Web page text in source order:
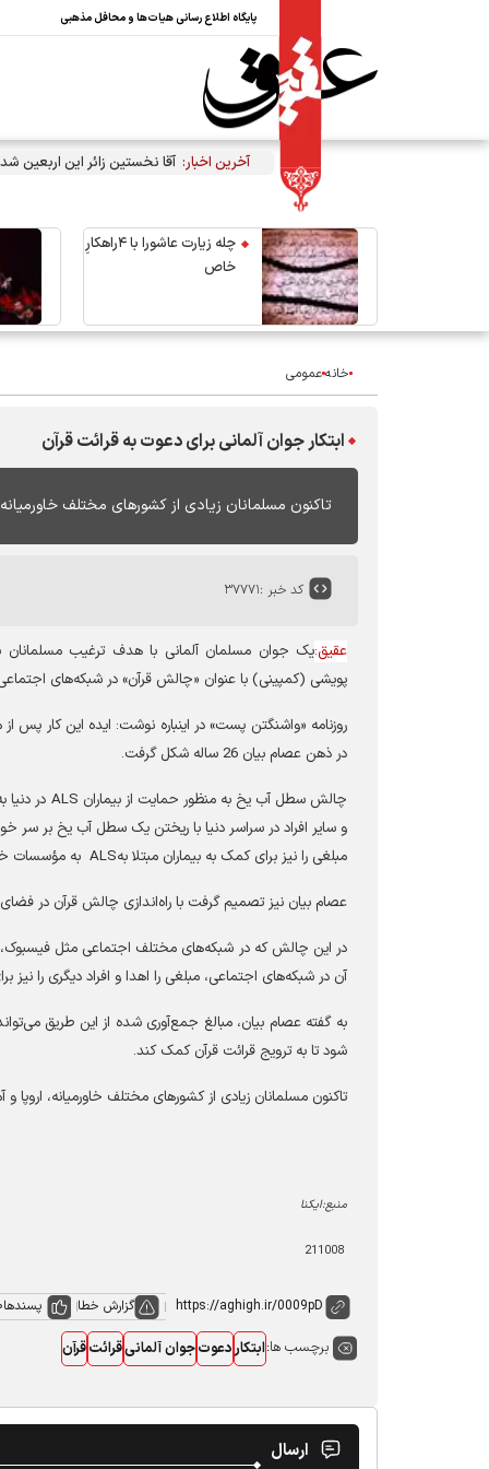
پایگاه اطلاع رسانی هیات‌ها و محافل مذهبی
آخرین اخبار: آقا نخستین زائر این اربعین
چله زیارت عاشورا با ۴راهکارِ
خاص
خانهعمومی
ابتکار جوان آلمانی برای دعوت به قرائت قرآن
تاکنون مسلمانان زیادی از کشورهای مختلف
کد خبر :۳۷۷۷۱
عقیق:یک جوان مسلمان آلمانی با هدف ترغیب مسلمانان
پویشی (کمپینی) با عنوان «چالش قرآن» در شبکه‌های
روزنامه «واشنگتن پست» در اینباره نوشت: ایده این کار
در ذهن عصام بیان 26 ساله شکل گرفت
.
چالش سطل آب یخ به منظور حمایت از بیماران ALS
در
و سایر افراد در سراسر دنیا با ریختن یک سطل آب یخ بر سر
مبلغی را نیز برای کمک به بیماران مبتلا بهALS به مؤسسات
عصام بیان نیز تصمیم گرفت با راه‌اندازی چالش قرآن در
در این چالش که در شبکه‌های مختلف اجتماعی مثل فیسبوک،
آن در شبکه‌های اجتماعی، مبلغی را اهدا و افراد دیگری را نیز
به گفته عصام بیان، مبالغ جمع‌آوری شده از این طریق
‌شود تا به ترویج قرائت قرآن کمک کند.
تاکنون مسلمانان زیادی از کشورهای مختلف خاورمیانه، اروپا
منبع:ایکنا
گزارش خطا پسندها
برچسب ها:ابتکاردعوتجوان آلمانیقرائتقرآن
ارسال